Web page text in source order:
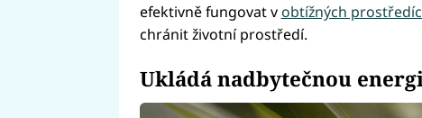
efektivně fungovat vobtížných
chránit životní prostředí.
Ukládá nadbytečnou